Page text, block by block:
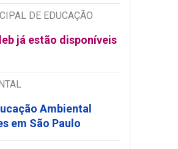
DE EDUCAÇÃO
já estão disponíveis
Ambiental
em São Paulo